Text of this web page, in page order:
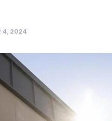
4, 2024